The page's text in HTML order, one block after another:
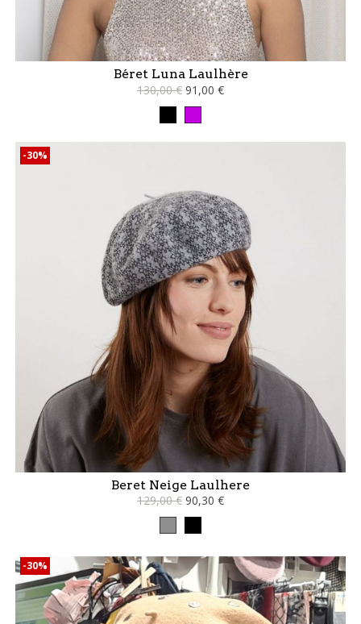
Béret Luna Laulhère
130,00 € 91,00 €
Beret Neige Laulhere
129,00 € 90,30 €
-30%
-30%